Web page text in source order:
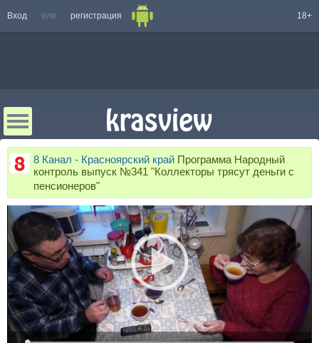
Вход или регистрация 18+
8 Канал - Красноярский край Программа Народный
контроль выпуск №341 "Коллекторы трясут деньги с
пенсионеров"